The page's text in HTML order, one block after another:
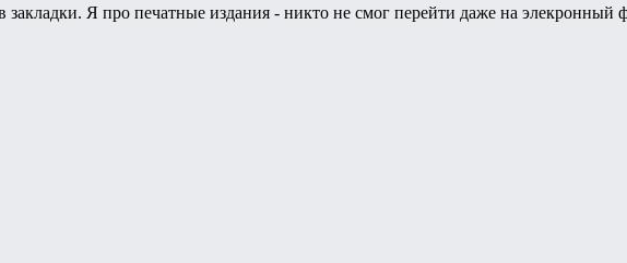
закладки. Я про печатные издания - никто не смог перейти даже на элекронный